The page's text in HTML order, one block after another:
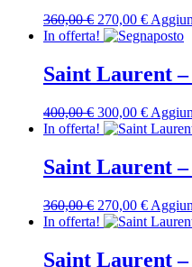
360,00€ Il
prezzo
era:
360,00 €.
270,00 €Il
prezzo
270,00
In offerta!
Saint Laurent
400,00€ Il
prezzo
era:
400,00 €.
300,00 €Il
prezzo
300,00
In offerta!
Saint Laurent –
360,00€ Il
prezzo
era:
270,00 €Il
prezzo
In offerta!
Saint Laurent